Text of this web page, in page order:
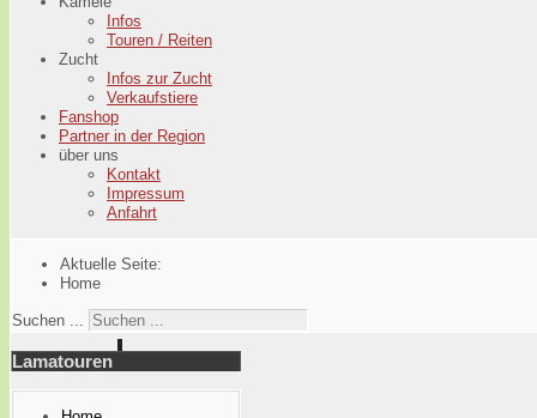
Infos
Touren / Reiten
Zucht
Infos zur Zucht
Verkaufstiere
Fanshop
Partner in der Region
über uns
Kontakt
Impressum
Anfahrt
Aktuelle Seite:
Home
Suchen ...
Lamatouren